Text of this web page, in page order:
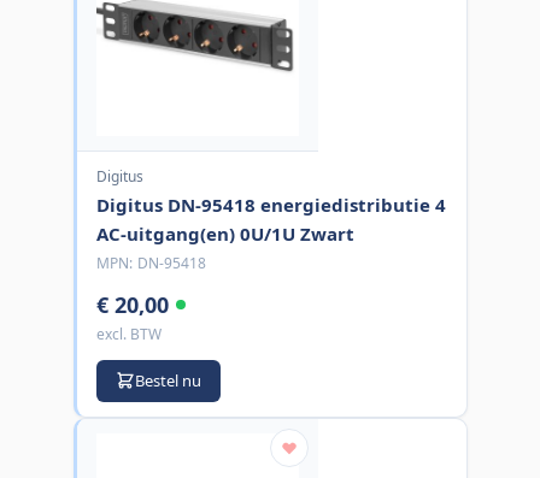
Digitus
Digitus DN-95418 energiedistributie 4
AC-uitgang(en) 0U/1U Zwart
MPN: DN-95418
€ 20,00
excl. BTW
Bestel nu